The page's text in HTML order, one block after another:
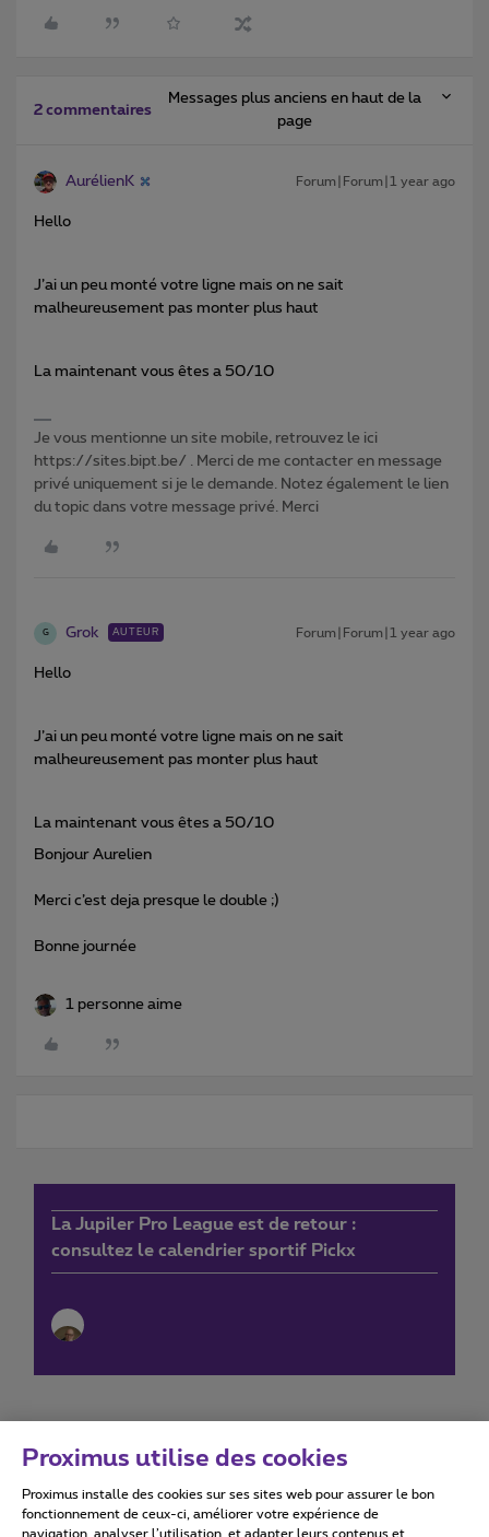
2 commentaires
Messages plus anciens en haut de la
page
AurélienK Forum|Forum|1 year ago
Hello
J’ai un peu monté votre ligne mais on ne sait
malheureusement pas monter plus haut
La maintenant vous êtes a 50/10
Je vous mentionne un site mobile, retrouvez le ici
https://sites.bipt.be/ . Merci de me contacter en message
privé uniquement si je le demande. Notez également le lien
du topic dans votre message privé. Merci
G Grok AUTEUR Forum|Forum|1 year ago
Hello
J’ai un peu monté votre ligne mais on ne sait
malheureusement pas monter plus haut
La maintenant vous êtes a 50/10
Bonjour Aurelien
Merci c’est deja presque le double ;)
Bonne journée
1 personne aime
La Jupiler Pro League est de retour :
consultez le calendrier sportif Pickx
Conditions d'utilisation Accessibility statement
Proximus utilise des cookies
Proximus installe des cookies sur ses sites web pour assurer le bon
fonctionnement de ceux-ci, améliorer votre expérience de
navigation, analyser l’utilisation, et adapter leurs contenus et